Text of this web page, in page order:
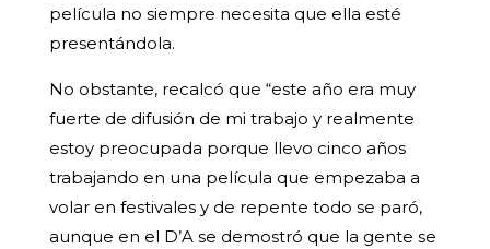
película no siempre necesita que ella esté
presentándola.
No obstante, recalcó que “este año era muy
fuerte de difusión de mi trabajo y realmente
estoy preocupada porque llevo cinco años
trabajando en una película que empezaba a
volar en festivales y de repente todo se paró,
aunque en el D’A se demostró que la gente se